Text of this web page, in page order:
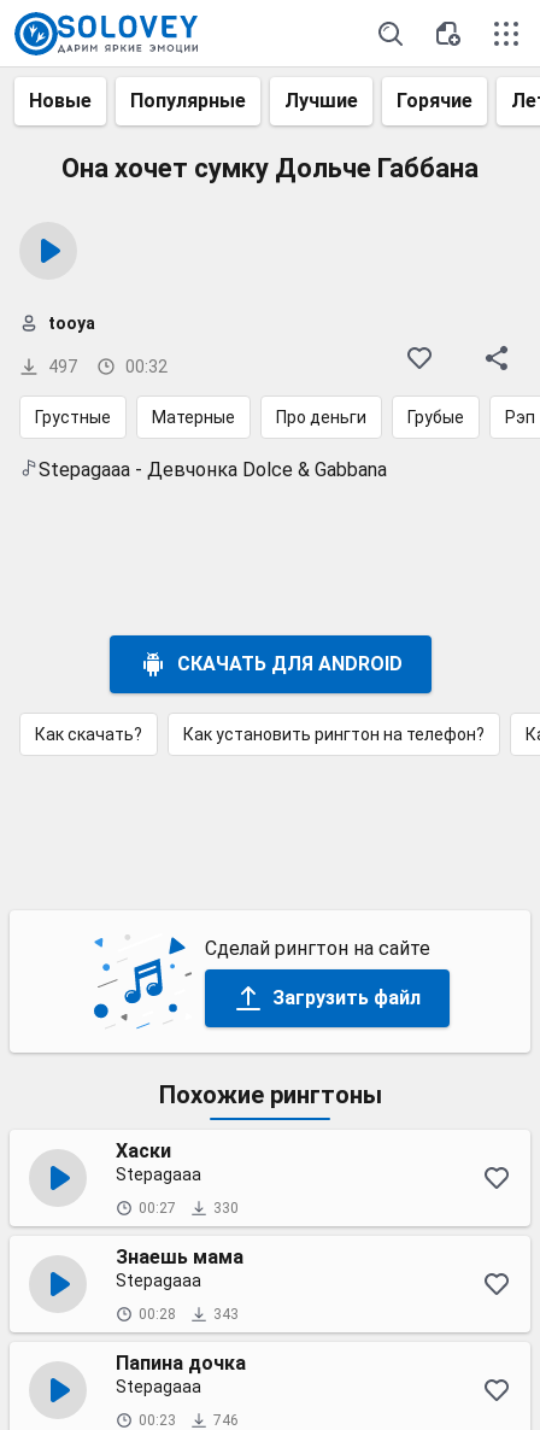
Новые Популярные Лучшие Горячие
Она хочет сумку Дольче Габбана
497 00:32
tooya
Грустные Матерные Про деньги Грубые Рэп
Stepagaaa - Девчонка Dolce & Gabbana
СКАЧАТЬ ДЛЯ ANDROID
Как скачать? Как установить рингтон на телефон?
Сделай рингтон на сайте
Загрузить файл
Похожие рингтоны
Хаски
Stepagaaa
00:27 330
Знаешь мама
Stepagaaa
00:28 343
Папина дочка
Stepagaaa
00:23 746